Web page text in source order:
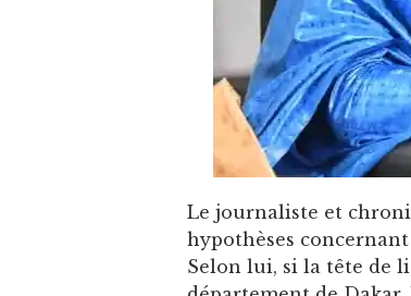
Le journaliste et
hypothèses
Selon lui, si la tête de